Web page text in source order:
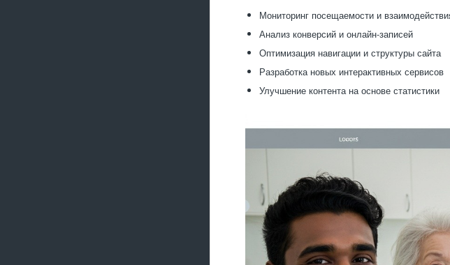
Мониторинг посещаемости и
Анализ конверсий и онлайн-записей
Оптимизация навигации и структуры сайта
Разработка новых интерактивных сервисов
Улучшение контента на основе статистики